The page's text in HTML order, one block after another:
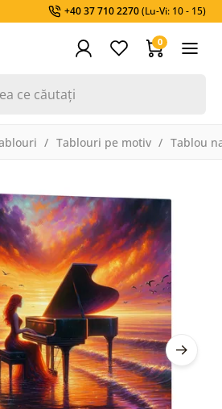
+40 37 710 2270(Lu-Vi: 10 - 15)
0
Tablouri pe motiv Tablou